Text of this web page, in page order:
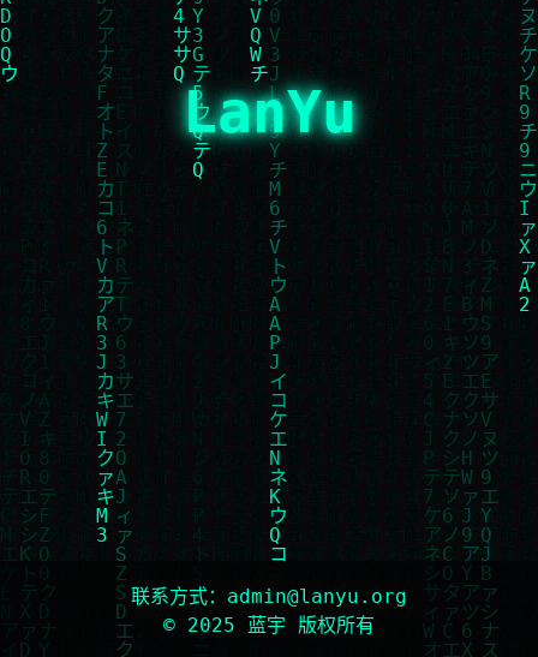
LanYu
联系方式： admin@lanyu.org
© 2025 蓝宇 版权所有